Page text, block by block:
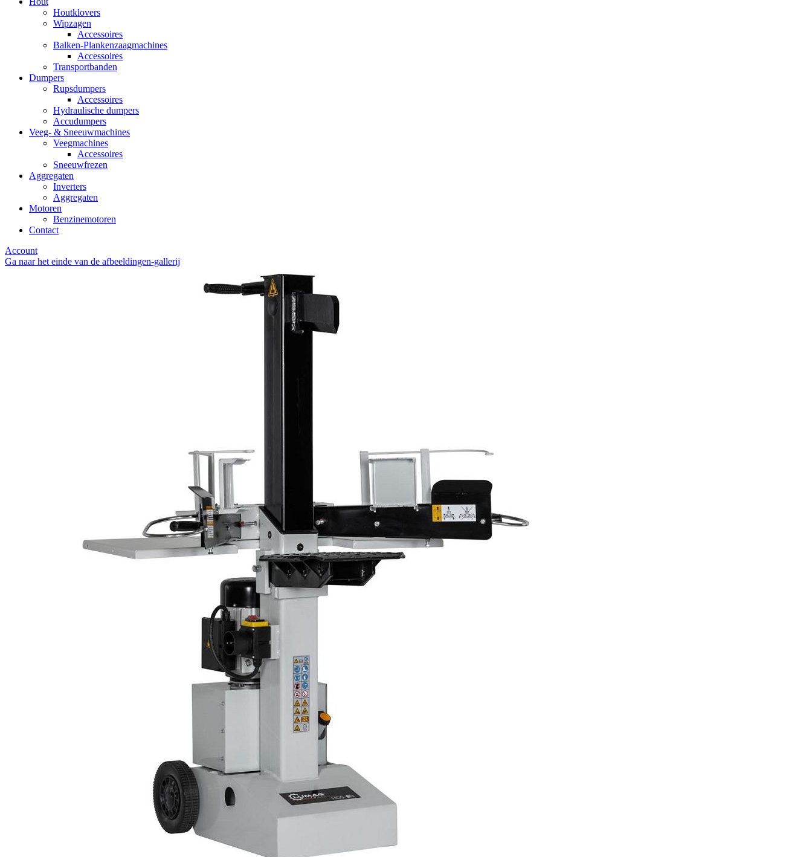
Houtklovers
Wipzagen
Accessoires
Balken-Plankenzaagmachines
Accessoires
Transportbanden
Dumpers
Rupsdumpers
Accessoires
Hydraulische dumpers
Accudumpers
Veeg- & Sneeuwmachines
Veegmachines
Accessoires
Sneeuwfrezen
Aggregaten
Inverters
Aggregaten
Motoren
Benzinemotoren
Contact
Account
Ga naar het einde van de afbeeldingen-gallerij